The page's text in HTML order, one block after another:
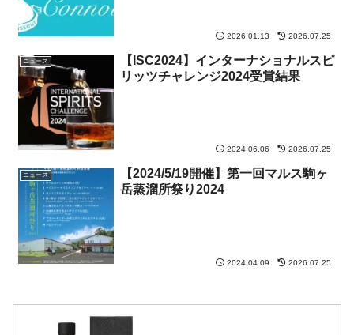
2026.01.13 2026.07.25
ニュース
【ISC2024】インターナショナルスピ
リッツチャレンジ2024受賞結果
2024.06.06 2026.07.25
ニュース
【2024/5/19開催】第一回マルス駒ヶ
岳蒸溜所祭り2024
2024.04.09 2026.07.25